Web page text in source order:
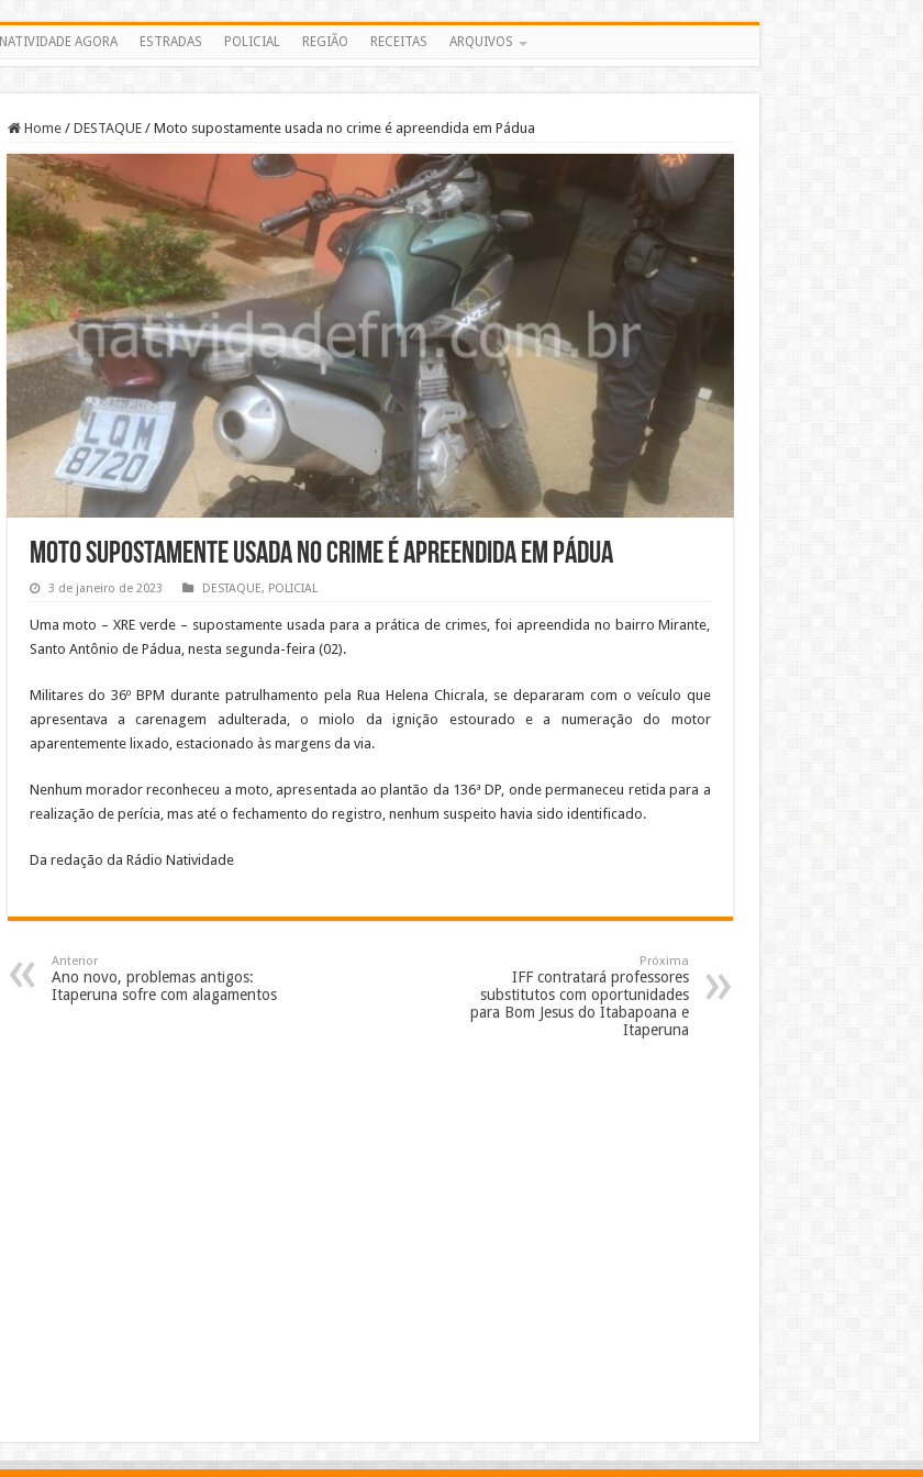
NATIVIDADE AGORA ESTRADAS POLICIAL REGIÃO RECEITAS ARQUIVOS
Home / DESTAQUE / Moto supostamente usada no crime é apreendida em Pádua
Moto supostamente usada no crime é apreendida em Pádua
3 de janeiro de 2023 DESTAQUE, POLICIAL
Uma moto – XRE verde – supostamente usada para a prática de crimes, foi apreendida no bairro Mirante,
Santo Antônio de Pádua, nesta segunda-feira (02).
Militares do 36º BPM durante patrulhamento pela Rua Helena Chicrala, se depararam com o veículo que
apresentava a carenagem adulterada, o miolo da ignição estourado e a numeração do motor
aparentemente lixado, estacionado às margens da via.
Nenhum morador reconheceu a moto, apresentada ao plantão da 136ª DP, onde permaneceu retida para a
realização de perícia, mas até o fechamento do registro, nenhum suspeito havia sido identificado.
Da redação da Rádio Natividade
Anterior
Ano novo, problemas antigos:
Itaperuna sofre com alagamentos
Próxima
IFF contratará professores
substitutos com oportunidades
para Bom Jesus do Itabapoana e
Itaperuna